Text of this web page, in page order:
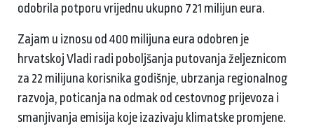
odobrila potporu vrijednu ukupno 721 milijun eura.
Zajam u iznosu od 400 milijuna eura odobren je
hrvatskoj Vladi radi poboljšanja putovanja željeznicom
za 22 milijuna korisnika godišnje, ubrzanja regionalnog
razvoja, poticanja na odmak od cestovnog prijevoza i
smanjivanja emisija koje izazivaju klimatske promjene.